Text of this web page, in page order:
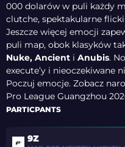
000 dolarów w puli każdy
clutche, spektakularne
Jeszcze więcej emocji
puli map, obok klasyków
Nuke, Ancient i Anubis.
execute’y i nieoczekiwane
Poczuj emocje. Zobacz
Pro League Guangzhou
PARTICPANTS
9Z